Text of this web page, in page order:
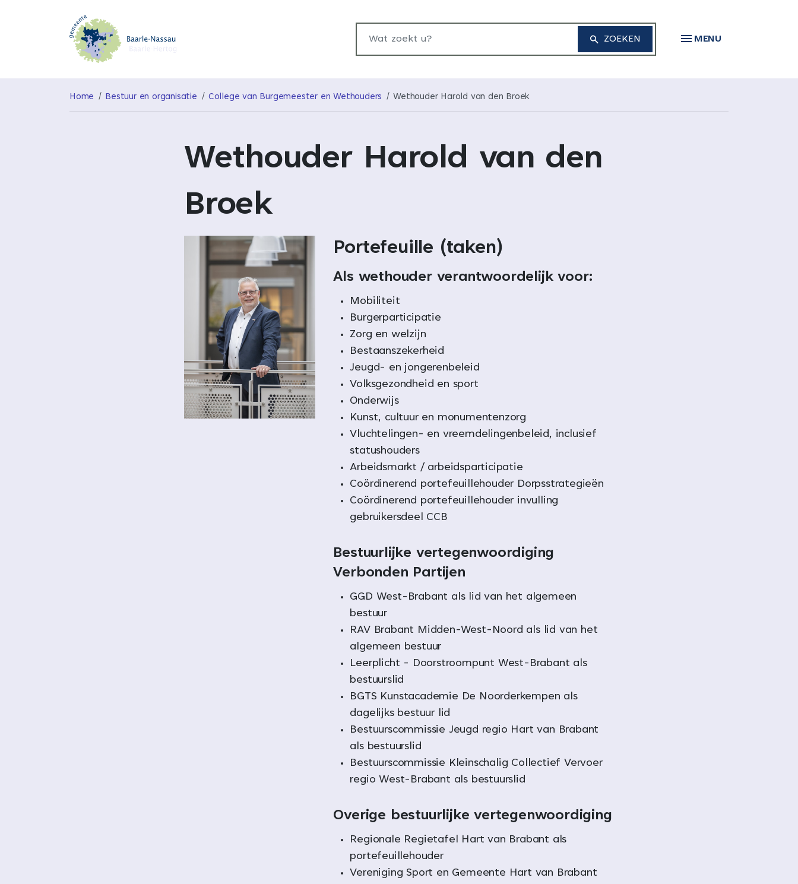
Wat zoekt u? MENU
Home Bestuur en organisatie College van Burgemeester en Wethouders Wethouder Harold van den Broek
Wethouder Harold van den
Broek
Portefeuille (taken)
Als wethouder verantwoordelijk voor:
Mobiliteit
Burgerparticipatie
Zorg en welzijn
Bestaanszekerheid
Jeugd- en jongerenbeleid
Volksgezondheid en sport
Onderwijs
Kunst, cultuur en monumentenzorg
Vluchtelingen- en vreemdelingenbeleid, inclusief
statushouders
Arbeidsmarkt / arbeidsparticipatie
Coördinerend portefeuillehouder Dorpsstrategieën
Coördinerend portefeuillehouder invulling
gebruikersdeel CCB
Bestuurlijke vertegenwoordiging
Verbonden Partijen
GGD West-Brabant als lid van het algemeen
bestuur
RAV Brabant Midden-West-Noord als lid van het
algemeen bestuur
Leerplicht - Doorstroompunt West-Brabant als
bestuurslid
BGTS Kunstacademie De Noorderkempen als
dagelijks bestuur lid
Bestuurscommissie Jeugd regio Hart van Brabant
als bestuurslid
Bestuurscommissie Kleinschalig Collectief Vervoer
regio West-Brabant als bestuurslid
Overige bestuurlijke vertegenwoordiging
Regionale Regietafel Hart van Brabant als
portefeuillehouder
Vereniging Sport en Gemeente Hart van Brabant